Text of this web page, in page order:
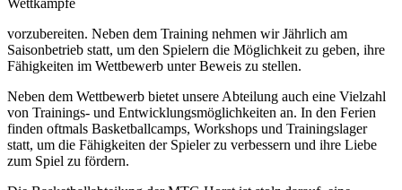
vorzubereiten. Neben dem Training nehmen wir Jährlich am
Saisonbetrieb statt, um den Spielern die Möglichkeit zu geben, ihre
Fähigkeiten im Wettbewerb unter Beweis zu stellen.
Neben dem Wettbewerb bietet unsere Abteilung auch eine Vielzahl
von Trainings- und Entwicklungsmöglichkeiten an. In den Ferien
finden oftmals Basketballcamps, Workshops und Trainingslager
statt, um die Fähigkeiten der Spieler zu verbessern und ihre Liebe
zum Spiel zu fördern.